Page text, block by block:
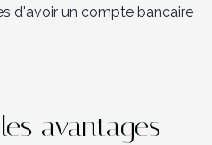
d'avoir un compte bancaire
avantages